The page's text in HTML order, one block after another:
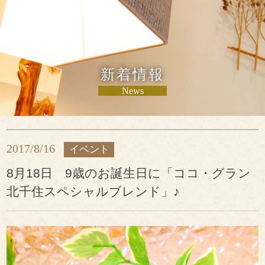
新着情報
News
2017/8/16 イベント
8月18日 9歳のお誕生日に「ココ・グラン
北千住スペシャルブレンド」♪